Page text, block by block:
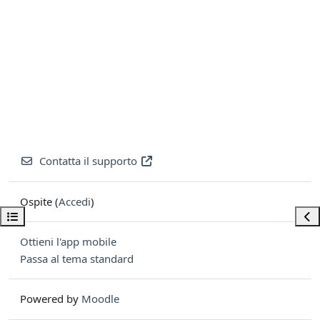
Apri indice del corso
Contatta il supporto
Ospite (Accedi)
Ottieni l'app mobile
Passa al tema standard
Powered by Moodle